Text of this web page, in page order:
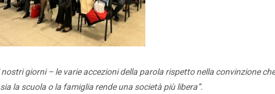
Docenti Sostegno Educatori
Precari Formazione professionale
scolastici Uil Scuola Esteri Ufficio Legale
giorni – le varie accezioni della parola rispetto nella convinzione
la scuola o la famiglia rende una società più libera”.